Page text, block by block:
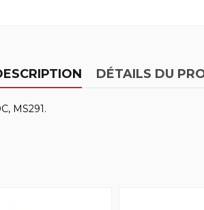
DÉTAILS DU
MS291.